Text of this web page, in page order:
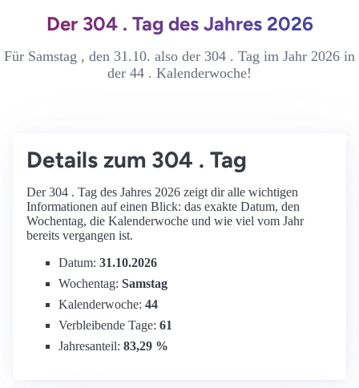
Der 304 . Tag des Jahres 2026
Für Samstag , den 31.10. also der 304 . Tag im Jahr 2026 in
der 44 . Kalenderwoche!
Details zum 304 . Tag
Der 304 . Tag des Jahres 2026 zeigt dir alle wichtigen
Informationen auf einen Blick: das exakte Datum, den
Wochentag, die Kalenderwoche und wie viel vom Jahr
bereits vergangen ist.
Datum: 31.10.2026
Wochentag: Samstag
Kalenderwoche: 44
Verbleibende Tage: 61
Jahresanteil: 83,29 %